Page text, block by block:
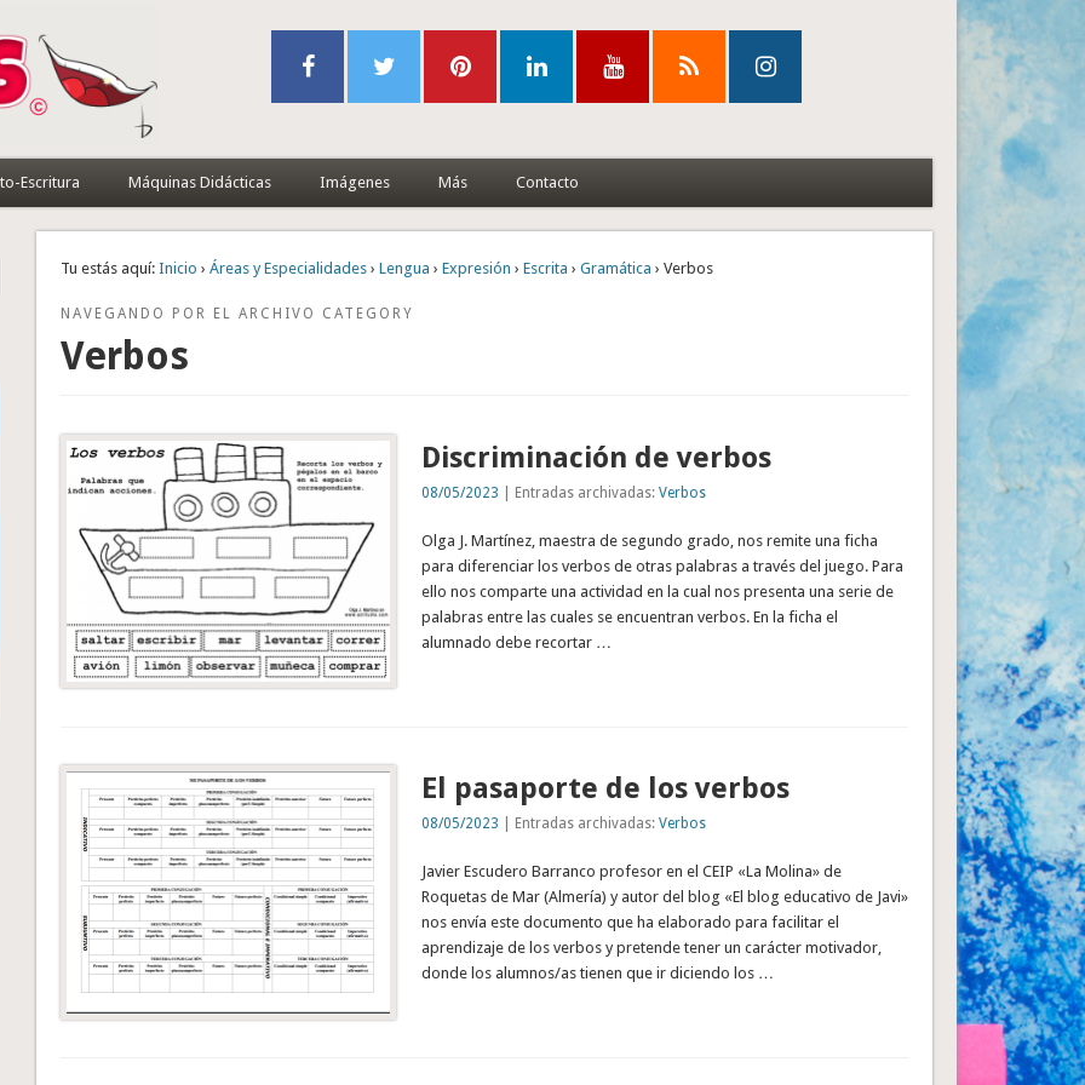
Escritura Máquinas Didácticas Imágenes Más Contacto
Tu estás aquí: Inicio ›Áreas y Especialidades ›Lengua ›Expresión ›Escrita ›Gramática › Verbos
NAVEGANDO POR EL ARCHIVO CATEGORY
Verbos
Discriminación de verbos
08/05/2023 | Entradas archivadas: Verbos
Olga J. Martínez, maestra de segundo grado, nos remite una ficha
para diferenciar los verbos de otras palabras a través del juego. Para
ello nos comparte una actividad en la cual nos presenta una serie de
palabras entre las cuales se encuentran verbos. En la ficha el
alumnado debe recortar …
El pasaporte de los verbos
08/05/2023 | Entradas archivadas: Verbos
Javier Escudero Barranco profesor en el CEIP «La Molina» de
Roquetas de Mar (Almería) y autor del blog «El blog educativo de Javi»
nos envía este documento que ha elaborado para facilitar el
aprendizaje de los verbos y pretende tener un carácter motivador,
donde los alumnos/as tienen que ir diciendo los …